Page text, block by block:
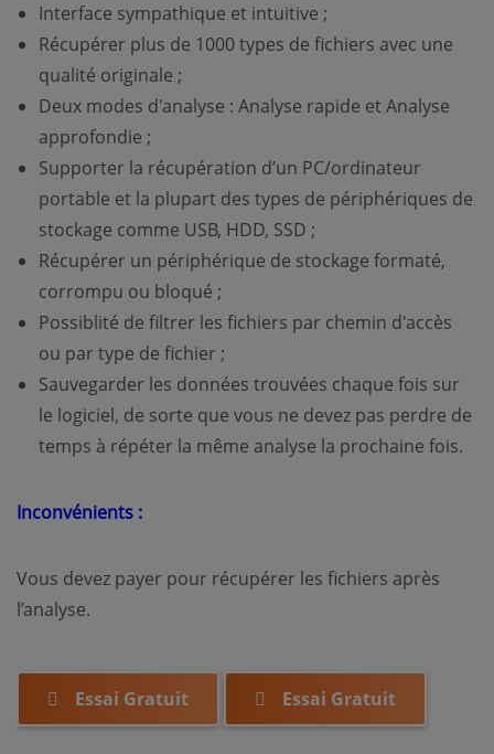
Interface sympathique et intuitive ;
Récupérer plus de 1000 types de fichiers avec une
qualité originale ;
Deux modes d'analyse : Analyse rapide et Analyse
approfondie ;
Supporter la récupération d’un PC/ordinateur
portable et la plupart des types de périphériques de
stockage comme USB, HDD, SSD ;
Récupérer un périphérique de stockage formaté,
corrompu ou bloqué ;
Possiblité de filtrer les fichiers par chemin d'accès
ou par type de fichier ;
Sauvegarder les données trouvées chaque fois sur
le logiciel, de sorte que vous ne devez pas perdre de
temps à répéter la même analyse la prochaine fois.
Inconvénients :
Vous devez payer pour récupérer les fichiers après
l’analyse.
Essai Gratuit Essai Gratuit